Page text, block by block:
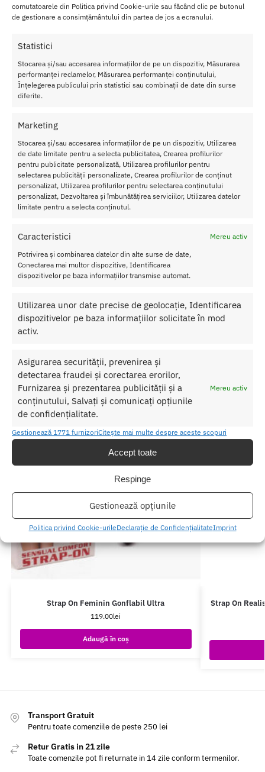
comutatoarele din Politica privind Cookie-urile sau făcând clic pe butonul
de gestionare a consimțământului din partea de jos a ecranului.
Statistici
Stocarea și/sau accesarea informațiilor de pe un dispozitiv, Măsurarea
performanței reclamelor, Măsurarea performanței conținutului,
Înțelegerea publicului prin statistici sau combinații de date din surse
diferite.
Marketing
Stocarea și/sau accesarea informațiilor de pe un dispozitiv, Utilizarea
de date limitate pentru a selecta publicitatea, Crearea profilurilor
pentru publicitate personalizată, Utilizarea profilurilor pentru
selectarea publicității personalizate, Crearea profilurilor de conținut
personalizat, Utilizarea profilurilor pentru selectarea conținutului
personalizat, Dezvoltarea și îmbunătățirea serviciilor, Utilizarea datelor
limitate pentru a selecta conținutul.
Caracteristici
Mereu activ
Potrivirea și combinarea datelor din alte surse de date,
Conectarea mai multor dispozitive, Identificarea
dispozitivelor pe baza informațiilor transmise automat.
Utilizarea unor date precise de geolocație, Identificarea
dispozitivelor pe baza informațiilor solicitate în mod
activ.
Asigurarea securității, prevenirea și
detectarea fraudei și corectarea erorilor,
Furnizarea și prezentarea publicității și a
conținutului, Salvați și comunicați opțiunile
de confidențialitate.
Mereu activ
Gestionează 1771 furnizoriCitește mai multe despre aceste scopuri
Accept toate
Respinge
Gestionează opțiunile
Politica privind Cookie-urileDeclarație de ConfidențialitateImprint
Lungimea este de 22 cm si diametrul este de 4.6 cm, oferindu-va o
experienta confortabila si satisfacatoare.
de timp.
Caracteristici Strap On Erection Assistant Hollow
Lungime totala
: 22 cm
Culoare: Flesh
Rezistent la apa
Nu lasati produsul la indemana copiilor.
Pentru o utilizare mai usoara utilizati un lubrifiant pe baza de apa.
Nu uitati sa curatati produsul inainte si dupa fiecare utilizare cu apa
Pentru o igienizare suplimentara puteti utiliza un toycleaner.
Categorii: STRAP ON,Strap on barbati
Produse similare
Strap On Feminin Gonflabil Ultra
119.00lei
Adaugă în coș
Strap On
Transport Gratuit
Pentru toate comenziile de peste 250 lei
Retur Gratis in 21 zile
Toate comenzile pot fi returnate in 14 zile conform termenilor.